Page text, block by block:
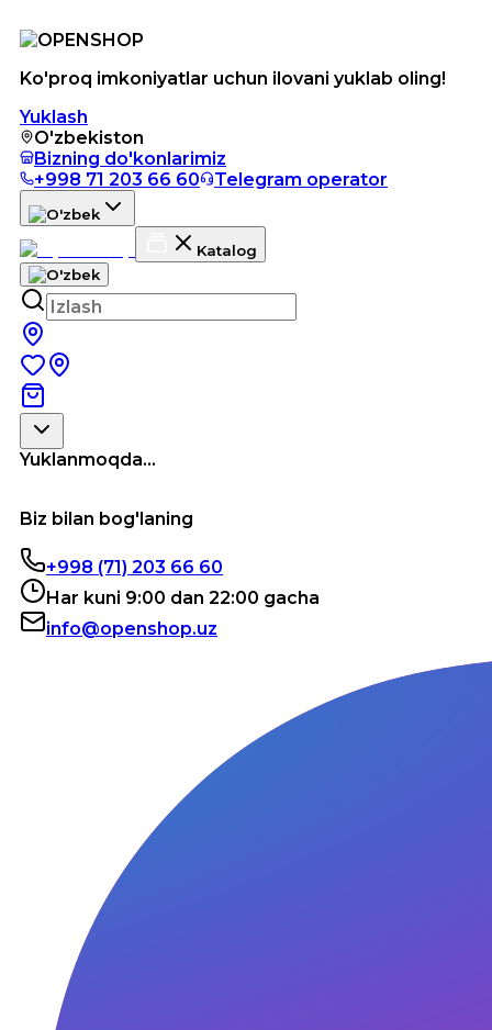
Ko'proq imkoniyatlar uchun ilovani yuklab oling!
Yuklash
O'zbekiston
Bizning do'konlarimiz
+998 71 203 66 60
Telegram operator
Katalog
Yuklanmoqda...
Biz bilan bog'laning
+998 (71) 203 66 60
Har kuni 9:00 dan 22:00 gacha
info@openshop.uz